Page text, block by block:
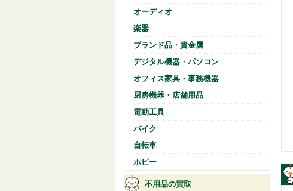
オーディオ
楽器
ブランド品・貴金属
デジタル機器・パソコン
オフィス家具・事務機器
厨房機器・店舗用品
電動工具
バイク
自転車
ホビー
不用品の買取